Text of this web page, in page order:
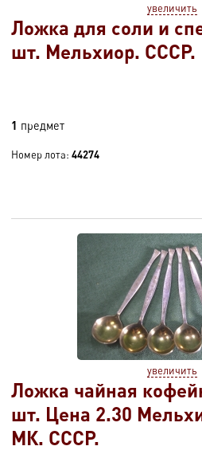
увеличить
Ложка для соли и
шт. Мельхиор. СССР.
1 предмет
Номер лота: 44274
увеличить
Ложка чайная
шт. Цена 2.30
МК. СССР.